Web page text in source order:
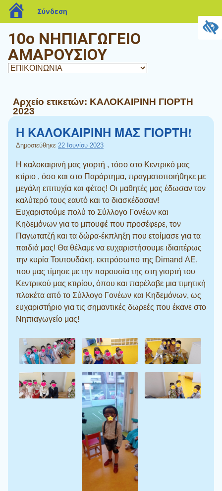
10o ΝΗΠΙΑΓΩΓΕΙΟ
ΑΜΑΡΟΥΣΙΟΥ
Αρχείο ετικετών: ΚΑΛΟΚΑΙΡΙΝΗ ΓΙΟΡΤΗ
2023
Η ΚΑΛΟΚΑΙΡΙΝΗ ΜΑΣ ΓΙΟΡΤΗ!
Δημοσιεύθηκε 22 Ιουνίου 2023
Η καλοκαιρινή μας γιορτή , τόσο στο Κεντρικό μας
κτίριο , όσο και στο Παράρτημα, πραγματοποιήθηκε με
μεγάλη επιτυχία και φέτος! Οι μαθητές μας έδωσαν τον
καλύτερό τους εαυτό και το διασκέδασαν!
Ευχαριστούμε πολύ το Σύλλογο Γονέων και
Κηδεμόνων για το μπουφέ που προσέφερε, τον
Παγωτατζή και τα δώρα-έκπληξη που ετοίμασε για τα
παιδιά μας! Θα θέλαμε να ευχαριστήσουμε ιδιαιτέρως
την κυρία Τουτουδάκη, εκπρόσωπο της Dimand ΑΕ,
που μας τίμησε με την παρουσία της στη γιορτή του
Κεντρικού μας κτιρίου, όπου και παρέλαβε μια τιμητική
πλακέτα από το Σύλλογο Γονέων και Κηδεμόνων, ως
ευχαριστήριο για τις σημαντικές δωρεές που έκανε στο
Νηπιαγωγείο μας!
blogs.sch.gr
Σύνδεση